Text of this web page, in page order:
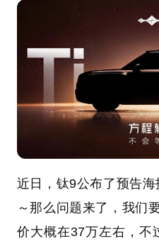
近日，钛9公布了预告
～那么问题来了，我们
价大概在37万左右，不